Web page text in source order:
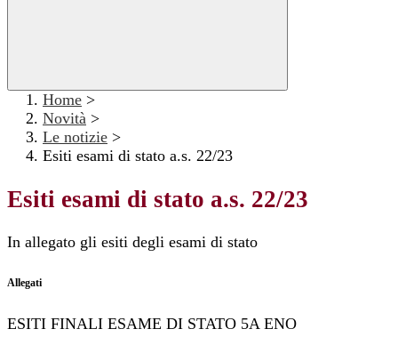
Home >
Novità >
Le notizie >
Esiti esami di stato a.s. 22/23
Esiti esami di stato a.s. 22/23
In allegato gli esiti degli esami di stato
Allegati
ESITI FINALI ESAME DI STATO 5A ENO